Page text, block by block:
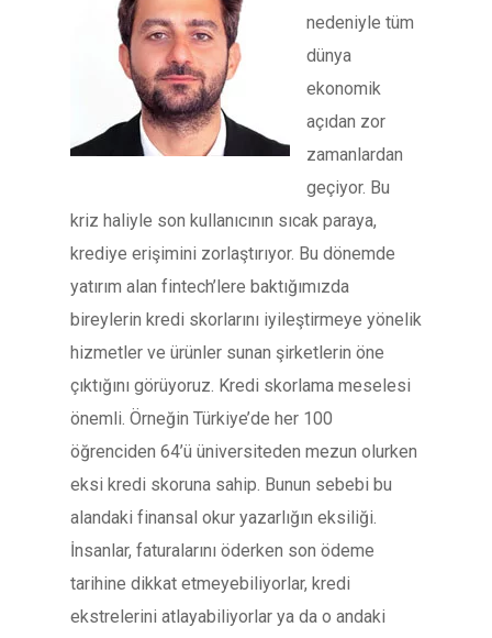
nedeniyle tüm
dünya
ekonomik
açıdan zor
zamanlardan
geçiyor. Bu
kriz haliyle son kullanıcının sıcak paraya,
krediye erişimini zorlaştırıyor. Bu dönemde
yatırım alan fintech’lere baktığımızda
bireylerin kredi skorlarını iyileştirmeye yönelik
hizmetler ve ürünler sunan şirketlerin öne
çıktığını görüyoruz. Kredi skorlama meselesi
önemli. Örneğin Türkiye’de her 100
öğrenciden 64’ü üniversiteden mezun olurken
eksi kredi skoruna sahip. Bunun sebebi bu
alandaki finansal okur yazarlığın eksiliği.
İnsanlar, faturalarını öderken son ödeme
tarihine dikkat etmeyebiliyorlar, kredi
ekstrelerini atlayabiliyorlar ya da o andaki